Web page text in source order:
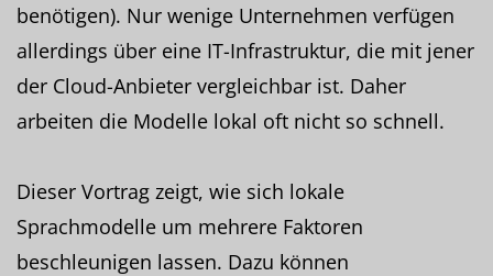
benötigen). Nur wenige Unternehmen verfügen
allerdings über eine IT-Infrastruktur, die mit jener
der Cloud-Anbieter vergleichbar ist. Daher
arbeiten die Modelle lokal oft nicht so schnell.
Dieser Vortrag zeigt, wie sich lokale
Sprachmodelle um mehrere Faktoren
beschleunigen lassen. Dazu können